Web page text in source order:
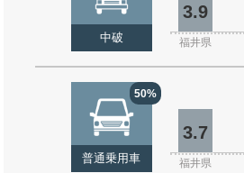
中破
3.9
福井県
50%
普通乗用車
3.7
福井県